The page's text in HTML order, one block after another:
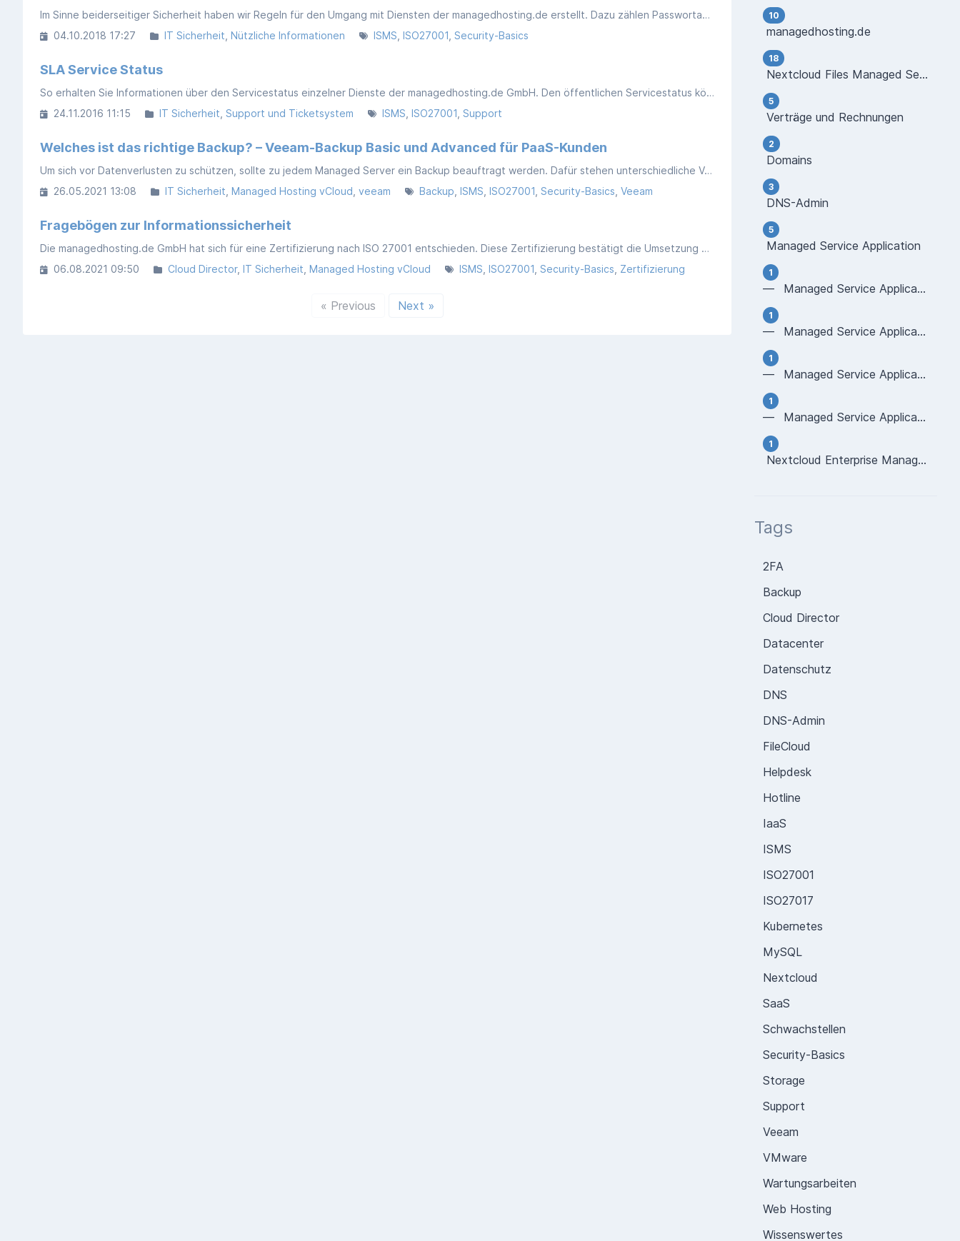
Im Sinne beiderseitiger Sicherheit haben wir Regeln für den Umgang mit Diensten der managedhosting.de erstellt. Dazu zählen Passwortanforderungen, sichere Verwaltungswerkzeuge, die Nutzung von SSH-Schlüsseln und 2-Faktor-Authentifizierung.
04.10.2018 17:27
IT Sicherheit Nützliche Informationen ISMS ISO27001 Security-Basics
SLA Service Status
So erhalten Sie Informationen über den Servicestatus einzelner Dienste der managedhosting.de GmbH. Den öffentlichen Servicestatus können Sie unter der URL https://go.managedhosting.de/status einsehen.
24.11.2016 11:15
IT Sicherheit Support und Ticketsystem ISMS ISO27001 Support
Welches ist das richtige Backup? – Veeam-Backup Basic und Advanced für PaaS-Kunden
Um sich vor Datenverlusten zu schützen, sollte zu jedem Managed Server ein Backup beauftragt werden. Dafür stehen unterschiedliche Varianten und zusätzliche Optionen zur Verfügung. Dieser Artikel liefert einen Überblick und eine Entscheidungshilfe.
26.05.2021 13:08
IT Sicherheit Managed Hosting vCloud veeam Backup ISMS ISO27001 Security-Basics Veeam
Fragebögen zur Informationssicherheit
Die managedhosting.de GmbH hat sich für eine Zertifizierung nach ISO 27001 entschieden. Diese Zertifizierung bestätigt die Umsetzung von Maßnahmen zur Informationssicherheit und wird jährlich von einem externen Auditor überprüft.
06.08.2021 09:50
Cloud Director IT Sicherheit Managed Hosting vCloud ISMS ISO27001 Security-Basics Zertifizierung
« Previous Next »
10
managedhosting.de
18
Nextcloud Files Managed Server
5
Verträge und Rechnungen
2
Domains
3
DNS-Admin
5
Managed Service Application
1
— Managed Service Application - MySQL
1
— Managed Service Application - MongoDB
1
— Managed Service Application - PostgreSQL
1
— Managed Service Application - HAProxy
1
Nextcloud Enterprise Managed Cluster
Tags
2FA
Backup
Cloud Director
Datacenter
Datenschutz
DNS
DNS-Admin
FileCloud
Helpdesk
Hotline
IaaS
ISMS
ISO27001
ISO27017
Kubernetes
MySQL
Nextcloud
SaaS
Schwachstellen
Security-Basics
Storage
Support
Veeam
VMware
Wartungsarbeiten
Web Hosting
Wissenswertes